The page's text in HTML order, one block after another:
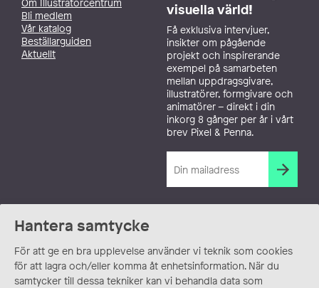
Hantera samtycke
För att ge en bra upplevelse använder vi teknik som cookies
för att lagra och/eller komma åt enhetsinformation. När du
samtycker till dessa tekniker kan vi behandla data som
Bli medlem
Vår katalog
Beställarguiden
Aktuellt
visuella värld!
Få exklusiva intervjuer,
insikter om pågående
projekt och inspirerande
exempel på samarbeten
mellan uppdragsgivare,
illustratörer, formgivare och
animatörer – direkt i din
inkorg 8 gånger per år i vårt
brev Pixel & Penna.